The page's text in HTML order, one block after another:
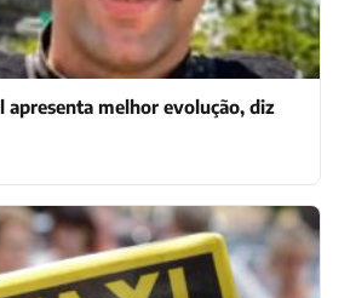
apresenta melhor evolução, diz